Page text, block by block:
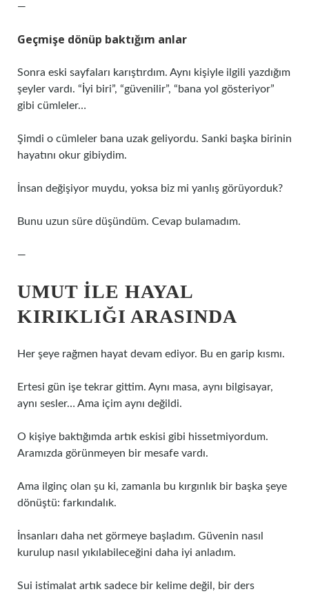
—
Geçmişe dönüp baktığım anlar
Sonra eski sayfaları karıştırdım. Aynı kişiyle ilgili yazdığım
şeyler vardı. “İyi biri”, “güvenilir”, “bana yol gösteriyor”
gibi cümleler…
Şimdi o cümleler bana uzak geliyordu. Sanki başka birinin
hayatını okur gibiydim.
İnsan değişiyor muydu, yoksa biz mi yanlış görüyorduk?
Bunu uzun süre düşündüm. Cevap bulamadım.
—
UMUT ILE HAYAL
KIRIKLIĞI ARASINDA
Her şeye rağmen hayat devam ediyor. Bu en garip kısmı.
Ertesi gün işe tekrar gittim. Aynı masa, aynı bilgisayar,
aynı sesler… Ama içim aynı değildi.
O kişiye baktığımda artık eskisi gibi hissetmiyordum.
Aramızda görünmeyen bir mesafe vardı.
Ama ilginç olan şu ki, zamanla bu kırgınlık bir başka şeye
dönüştü: farkındalık.
İnsanları daha net görmeye başladım. Güvenin nasıl
kurulup nasıl yıkılabileceğini daha iyi anladım.
Sui istimalat artık sadece bir kelime değil, bir ders